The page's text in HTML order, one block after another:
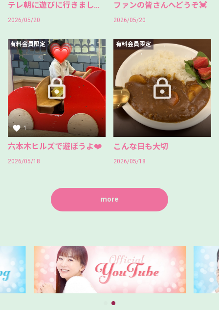
テレ朝に遊びに行きました✨
2026/05/20
ファンの皆さんへどうぞ💓
2026/05/20
有料会員限定
1
六本木ヒルズで遊ぼうよ❤️
2026/05/18
有料会員限定
こんな日も大切
2026/05/18
more